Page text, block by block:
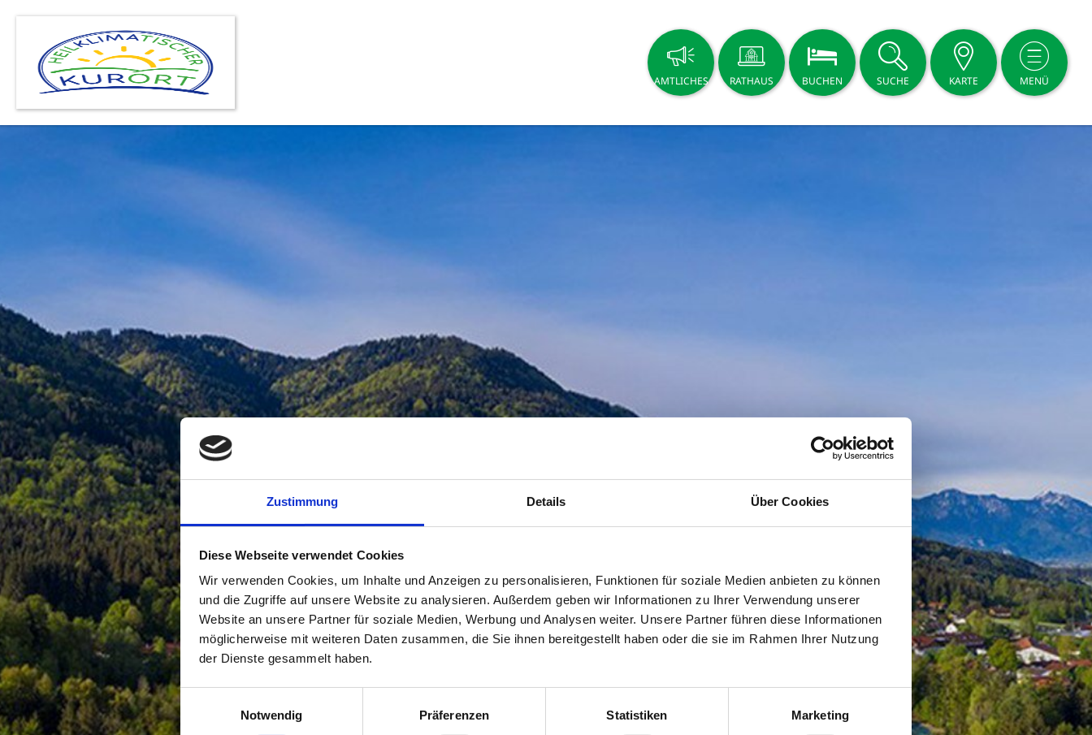
Zustimmung Details Über Cookies
Diese Webseite verwendet Cookies
Wir verwenden Cookies, um Inhalte und Anzeigen zu personalisieren, Funktionen für soziale Medien anbieten zu können
und die Zugriffe auf unsere Website zu analysieren. Außerdem geben wir Informationen zu Ihrer Verwendung unserer
Website an unsere Partner für soziale Medien, Werbung und Analysen weiter. Unsere Partner führen diese Informationen
möglicherweise mit weiteren Daten zusammen, die Sie ihnen bereitgestellt haben oder die sie im Rahmen Ihrer Nutzung
der Dienste gesammelt haben.
Einwilligungsauswahl
Notwendig
Präferenzen Statistiken Marketing
AMTLICHES RATHAUS BUCHEN SUCHE KARTE MENÜ